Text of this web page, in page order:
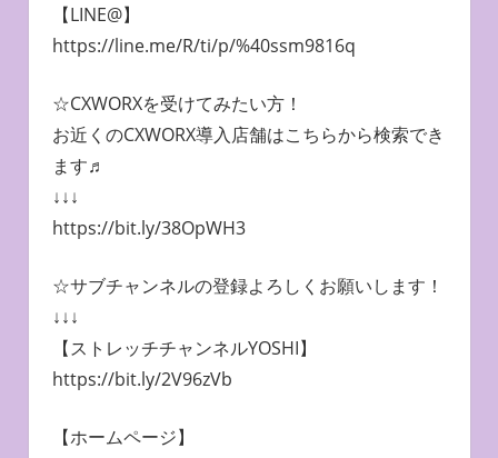
【LINE@】
https://line.me/R/ti/p/%40ssm9816q
☆CXWORXを受けてみたい方！
お近くのCXWORX導入店舗はこちらから検索でき
ます♬
↓↓↓
https://bit.ly/38OpWH3
☆サブチャンネルの登録よろしくお願いします！
↓↓↓
【ストレッチチャンネルYOSHI】
https://bit.ly/2V96zVb
【ホームページ】